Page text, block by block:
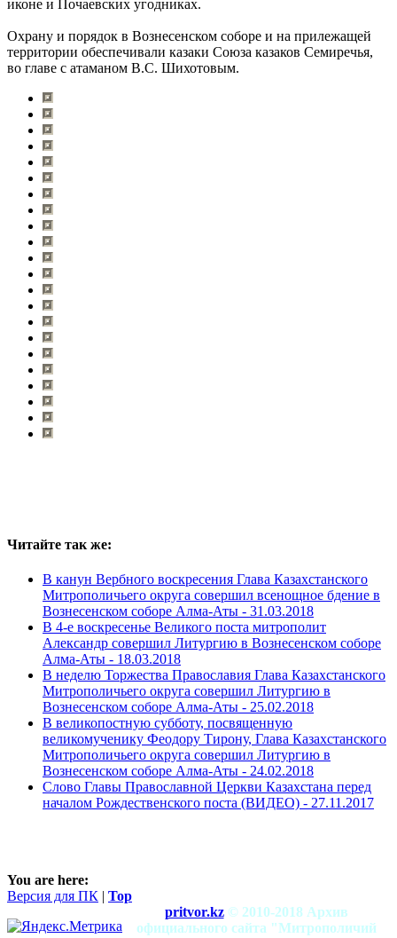
иконе и Почаевских угодниках.
Охрану и порядок в Вознесенском соборе и на прилежащей
территории обеспечивали казаки Союза казаков Семиречья,
во главе с атаманом В.С. Шихотовым.
Читайте так же:
В канун Вербного воскресения Глава Казахстанского
Митрополичьего округа совершил всенощное бдение в
Вознесенском соборе Алма-Аты - 31.03.2018
В 4-е воскресенье Великого поста митрополит
Александр совершил Литургию в Вознесенском соборе
Алма-Аты - 18.03.2018
В неделю Торжества Православия Глава Казахстанского
Митрополичьего округа совершил Литургию в
Вознесенском соборе Алма-Аты - 25.02.2018
В великопостную субботу, посвященную
великомученику Феодору Тирону, Глава Казахстанского
Митрополичьего округа совершил Литургию в
Вознесенском соборе Алма-Аты - 24.02.2018
Слово Главы Православной Церкви Казахстана перед
началом Рождественского поста (ВИДЕО) - 27.11.2017
You are here:
Версия для ПК | Top
pritvor.kz © 2010-2018 Архив
официального сайта "Митрополичий